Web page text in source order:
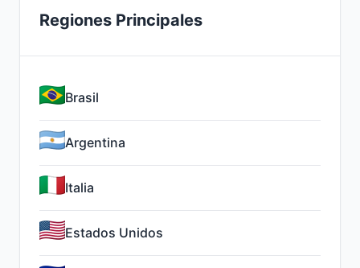
Regiones Principales
Brasil
Argentina
Italia
Estados Unidos